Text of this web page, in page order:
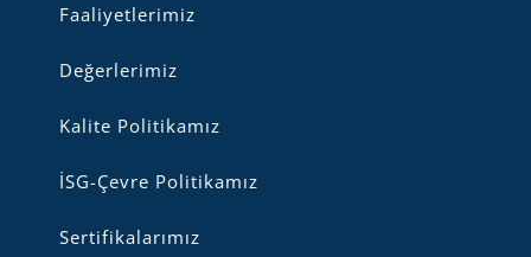
Faaliyetlerimiz
Değerlerimiz
Kalite Politikamız
İSG-Çevre Politikamız
Sertifikalarımız